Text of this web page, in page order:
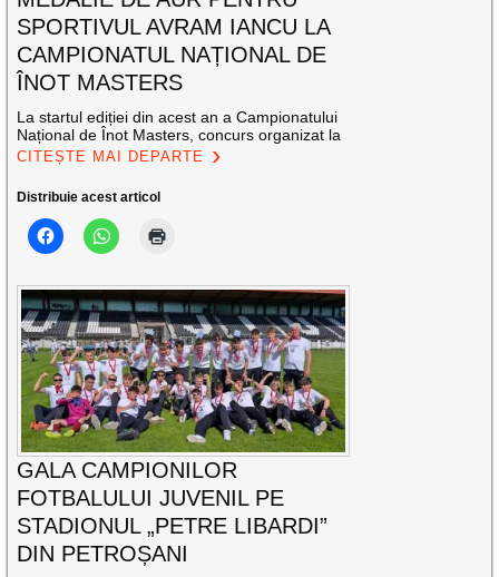
SPORTIVUL AVRAM IANCU LA
CAMPIONATUL NAȚIONAL DE
ÎNOT MASTERS
La startul ediției din acest an a Campionatului
Național de Înot Masters, concurs organizat la
CITEȘTE MAI DEPARTE
Distribuie acest articol
GALA CAMPIONILOR
FOTBALULUI JUVENIL PE
STADIONUL „PETRE LIBARDI”
DIN PETROȘANI